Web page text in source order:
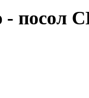
- посол